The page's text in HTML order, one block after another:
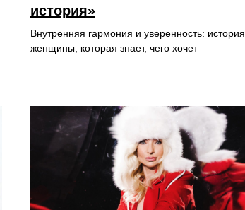
история»
Внутренняя гармония и уверенность: история
женщины, которая знает, чего хочет